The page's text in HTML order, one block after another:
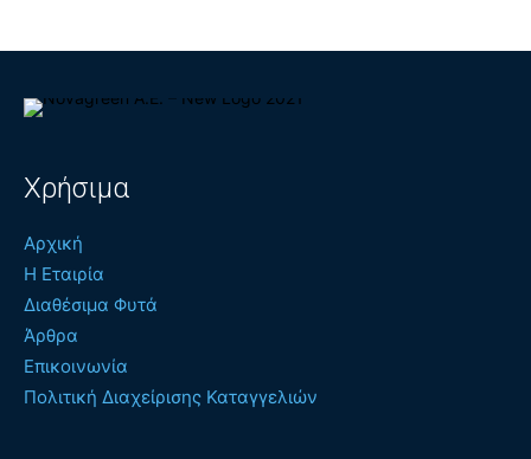
Χρήσιμα
Αρχική
Η Εταιρία
Διαθέσιμα Φυτά
Άρθρα
Επικοινωνία
Πολιτική Διαχείρισης Καταγγελιών